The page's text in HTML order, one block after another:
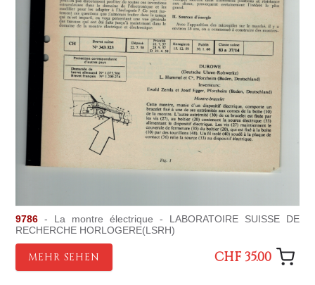
9786 - La montre électrique - LABORATOIRE SUISSE DE
RECHERCHE HORLOGERE(LSRH)
MEHR SEHEN CHF 35.00